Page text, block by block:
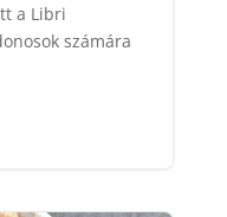
a Libri
számára